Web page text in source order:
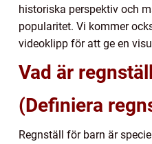
historiska perspektiv och
popularitet. Vi kommer
videoklipp för att ge en
Vad är
(Definiera
Regnställ för barn är